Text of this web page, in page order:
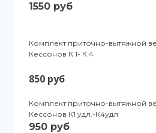
1550 руб
Комплект приточно-вытяжной
Кессонов К 1- К 4
850 руб
Комплект приточно-вытяжной
Кессонов К1 удл.-К4удл
950 руб